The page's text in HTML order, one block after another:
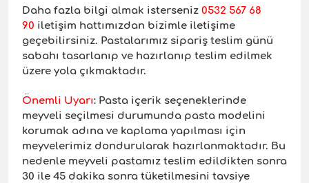
Daha fazla bilgi almak isterseniz 0532 567 68
90 iletişim hattımızdan bizimle iletişime
geçebilirsiniz. Pastalarımız sipariş teslim günü
sabahı tasarlanıp ve hazırlanıp teslim edilmek
üzere yola çıkmaktadır.
Önemli Uyarı: Pasta içerik seçeneklerinde
meyveli seçilmesi durumunda pasta modelini
korumak adına ve kaplama yapılması için
meyvelerimiz dondurularak hazırlanmaktadır. Bu
nedenle meyveli pastamız teslim edildikten sonra
30 ile 45 dakika sonra tüketilmesini tavsiye